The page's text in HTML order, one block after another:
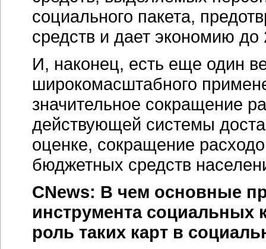
социального пакета,
средств и дает экономию до
И, наконец, есть еще один
широкомасштабного
значительное сокращение
действующей системы
оценке, сокращение
бюджетных средств
CNews: В чем основные
инструмента социальных
роль таких карт в